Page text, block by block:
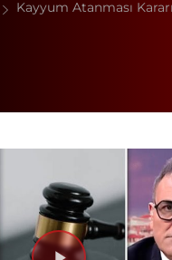
Kayyum Atanması